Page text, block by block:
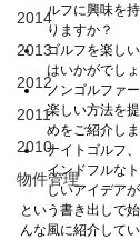
2014
2013
2012
2011
2010
物件管理
ルフに興味を
りますか？
ゴルフを楽し
はいかがでしょ
ノンゴルファ
楽しい方法を
めをご紹介しま
ナイトゴルフ
インドフルな
しいアイデアが
という書き出しで
んな風に紹介してい